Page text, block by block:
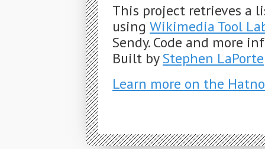
This project retrieves a
using Wikimedia Tool
Sendy. Code and more
Built byStephen LaPorte
Learn more on the